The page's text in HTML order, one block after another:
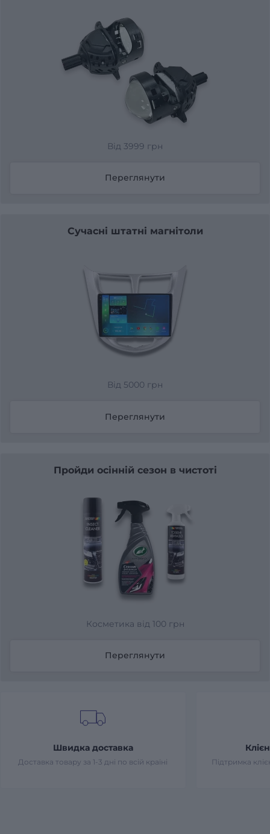
Від 3999 грн
Переглянути
Сучасні штатні магнітоли
Від 5000 грн
Переглянути
Пройди осінній сезон в чистоті
Косметика від 100 грн
Переглянути
Швидка доставка
Доставка товару за 1-3 дні по всій країні Підтримка